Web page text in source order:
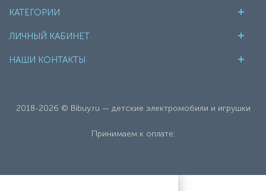
КАТЕГОРИИ
ЛИЧНЫЙ КАБИНЕТ
НАШИ КОНТАКТЫ
2018-2026 © Bibuy.ru — детские электромобили и игрушки
Принимаем к оплате: